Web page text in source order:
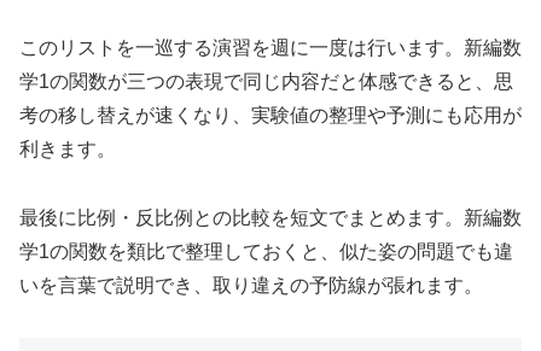
このリストを一巡する演習を週に一度は行います。新編数
学1の関数が三つの表現で同じ内容だと体感できると、思
考の移し替えが速くなり、実験値の整理や予測にも応用が
利きます。
最後に比例・反比例との比較を短文でまとめます。新編数
学1の関数を類比で整理しておくと、似た姿の問題でも違
いを言葉で説明でき、取り違えの予防線が張れます。